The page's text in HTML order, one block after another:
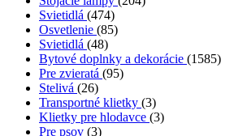
Svietidlá (474)
Osvetlenie (85)
Svietidlá (48)
Bytové doplnky a dekorácie (1585)
Pre zvieratá (95)
Stelivá (26)
Transportné klietky (3)
Klietky pre hlodavce (3)
Pre psov (3)